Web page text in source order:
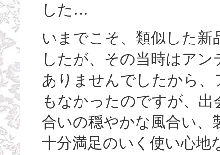
した…
いまでこそ、類似した
したが、その当時はア
ありませんでしたから
もなかったのですが、
合いの穏やかな風合い、
十分満足のいく使い心地